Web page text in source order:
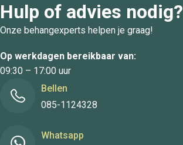
Hulp of advies nodig?
Onze behangexperts helpen je graag!
Op werkdagen bereikbaar van:
09:30 – 17:00 uur
Bellen
085-1124328
Whatsapp